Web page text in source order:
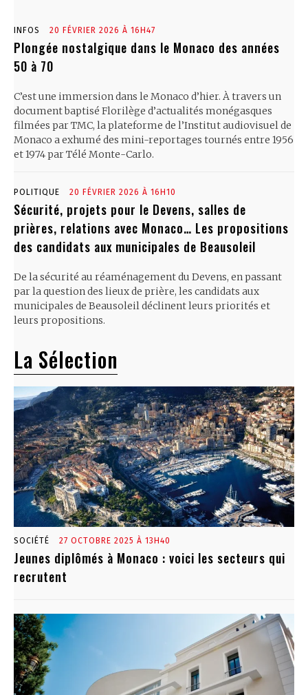
INFOS 20 FÉVRIER 2026 À 16H47
Plongée nostalgique dans le Monaco des années
50 à 70
C’est une immersion dans le Monaco d’hier. À travers un
document baptisé Florilège d’actualités monégasques
filmées par TMC, la plateforme de l’Institut audiovisuel de
Monaco a exhumé des mini-reportages tournés entre 1956
et 1974 par Télé Monte-Carlo.
POLITIQUE 20 FÉVRIER 2026 À 16H10
Sécurité, projets pour le Devens, salles de
prières, relations avec Monaco… Les propositions
des candidats aux municipales de Beausoleil
De la sécurité au réaménagement du Devens, en passant
par la question des lieux de prière, les candidats aux
municipales de Beausoleil déclinent leurs priorités et
leurs propositions.
La Sélection
SOCIÉTÉ 27 OCTOBRE 2025 À 13H40
Jeunes diplômés à Monaco : voici les secteurs qui
recrutent